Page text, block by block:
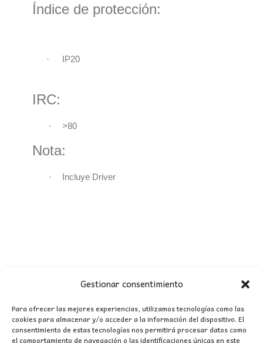
Gestionar consentimiento
Para ofrecer las mejores experiencias, utilizamos tecnologías como las
cookies para almacenar y/o acceder a la información del dispositivo. El
consentimiento de estas tecnologías nos permitirá procesar datos como
el comportamiento de navegación o las identificaciones únicas en este
Índice de protección:
· IP20
IRC:
· >80
Nota:
· Incluye Driver
CONTACTO